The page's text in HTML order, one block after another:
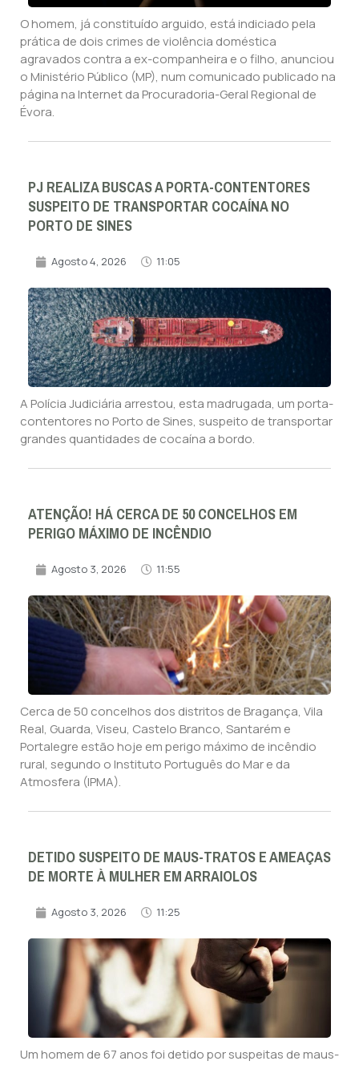
O homem, já constituído arguido, está indiciado pela
prática de dois crimes de violência doméstica
agravados contra a ex-companheira e o filho, anunciou
o Ministério Público (MP), num comunicado publicado na
página na Internet da Procuradoria-Geral Regional de
Évora.
PJ REALIZA BUSCAS A PORTA-CONTENTORES
SUSPEITO DE TRANSPORTAR COCAÍNA NO
PORTO DE SINES
Agosto 4, 2026 11:05
A Polícia Judiciária arrestou, esta madrugada, um porta-
contentores no Porto de Sines, suspeito de transportar
grandes quantidades de cocaína a bordo.
ATENÇÃO! HÁ CERCA DE 50 CONCELHOS EM
PERIGO MÁXIMO DE INCÊNDIO
Agosto 3, 2026 11:55
Cerca de 50 concelhos dos distritos de Bragança, Vila
Real, Guarda, Viseu, Castelo Branco, Santarém e
Portalegre estão hoje em perigo máximo de incêndio
rural, segundo o Instituto Português do Mar e da
Atmosfera (IPMA).
DETIDO SUSPEITO DE MAUS-TRATOS E AMEAÇAS
DE MORTE À MULHER EM ARRAIOLOS
Agosto 3, 2026 11:25
Um homem de 67 anos foi detido por suspeitas de maus-